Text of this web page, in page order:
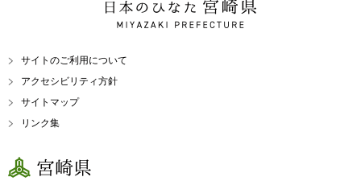
日本のひなた 宮崎県
MIYAZAKI PREFECTURE
サイトのご利用について
アクセシビリティ方針
サイトマップ
リンク集
宮崎県